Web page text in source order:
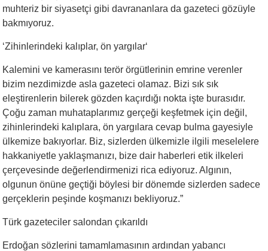
muhteriz bir siyasetçi gibi davrananlara da gazeteci gözüyle
bakmıyoruz.
‘Zihinlerindeki kalıplar, ön yargılar‘
Kalemini ve kamerasını terör örgütlerinin emrine verenler
bizim nezdimizde asla gazeteci olamaz. Bizi sık sık
eleştirenlerin bilerek gözden kaçırdığı nokta işte burasıdır.
Çoğu zaman muhataplarımız gerçeği keşfetmek için değil,
zihinlerindeki kalıplara, ön yargılara cevap bulma gayesiyle
ülkemize bakıyorlar. Biz, sizlerden ülkemizle ilgili meselelere
hakkaniyetle yaklaşmanızı, bize dair haberleri etik ilkeleri
çerçevesinde değerlendirmenizi rica ediyoruz. Algının,
olgunun önüne geçtiği böylesi bir dönemde sizlerden sadece
gerçeklerin peşinde koşmanızı bekliyoruz.”
Türk gazeteciler salondan çıkarıldı
Erdoğan sözlerini tamamlamasının ardından yabancı